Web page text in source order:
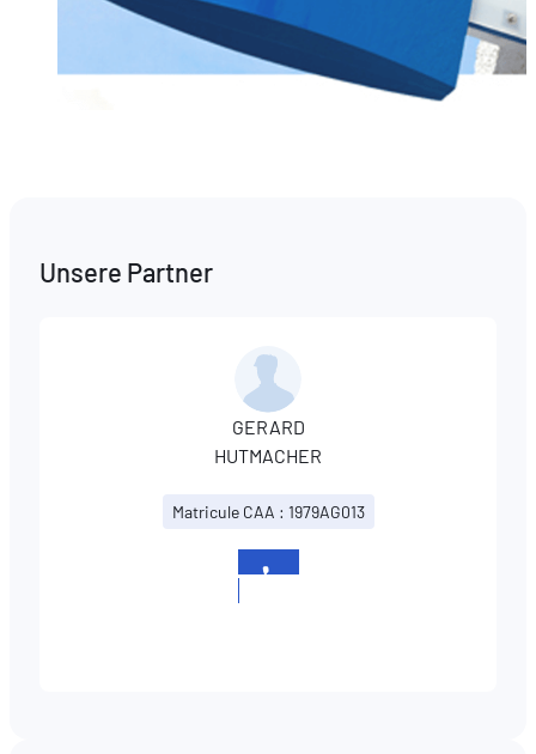
Unsere Partner
GERARD
HUTMACHER
Matricule CAA : 1979AG013